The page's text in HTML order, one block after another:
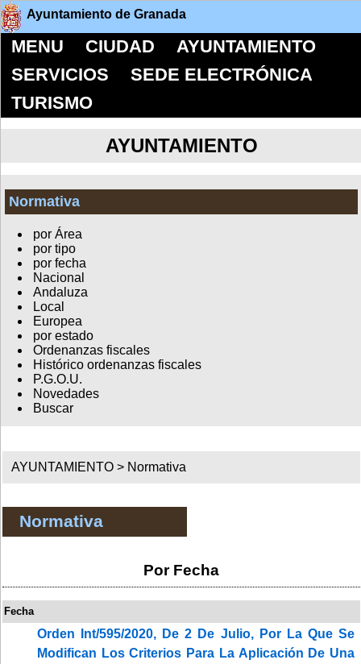
Ayuntamiento de Granada
MENU CIUDAD
AYUNTAMIENTO
SERVICIOS
SEDE ELECTRÓNICA
TURISMO
AYUNTAMIENTO
Normativa
por Área
por tipo
por fecha
Nacional
Andaluza
Local
Europea
por estado
Ordenanzas fiscales
Histórico ordenanzas fiscales
P.G.O.U.
Novedades
Buscar
AYUNTAMIENTO > Normativa
Normativa
Por Fecha
Fecha
Orden Int/595/2020, De 2 De Julio, Por La Que Se
Modifican Los Criterios Para La Aplicación De Una